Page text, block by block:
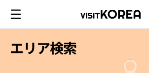
エリア検索